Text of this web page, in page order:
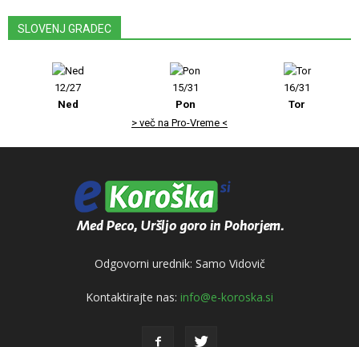
SLOVENJ GRADEC
12/27
Ned
15/31
Pon
16/31
Tor
> več na Pro-Vreme <
Odgovorni urednik: Samo Vidovič
Kontaktirajte nas: info@e-koroska.si